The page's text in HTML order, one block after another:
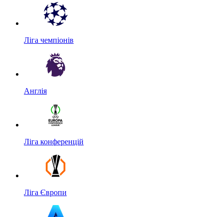
Ліга чемпіонів
Англія
Ліга конференцій
Ліга Європи